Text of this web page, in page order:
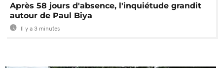
Après 58 jours d'absence, l'inquiétude grandit
autour de Paul Biya
Il y a 3 minutes